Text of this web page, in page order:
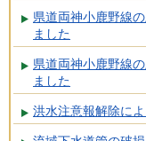
県道両神小鹿野線
ました
県道両神小鹿野線
ました
洪水注意報解除に